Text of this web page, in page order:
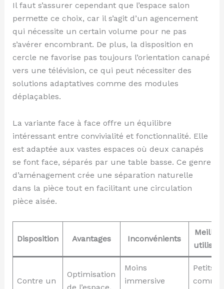
Il faut s’assurer cependant que l’espace salon
permette ce choix, car il s’agit d’un agencement
qui nécessite un certain volume pour ne pas
s’avérer encombrant. De plus, la disposition en
cercle ne favorise pas toujours l’orientation canapé
vers une télévision, ce qui peut nécessiter des
solutions adaptatives comme des modules
déplaçables.
La variante face à face offre un équilibre
intéressant entre convivialité et fonctionnalité. Elle
est adaptée aux vastes espaces où deux canapés
se font face, séparés par une table basse. Ce genre
d’aménagement crée une séparation naturelle
dans la pièce tout en facilitant une circulation
pièce aisée.
Disposition Avantages Inconvénients
Contre un
Optimisation
de l’espace,
Moins
immersive
Petits
comme